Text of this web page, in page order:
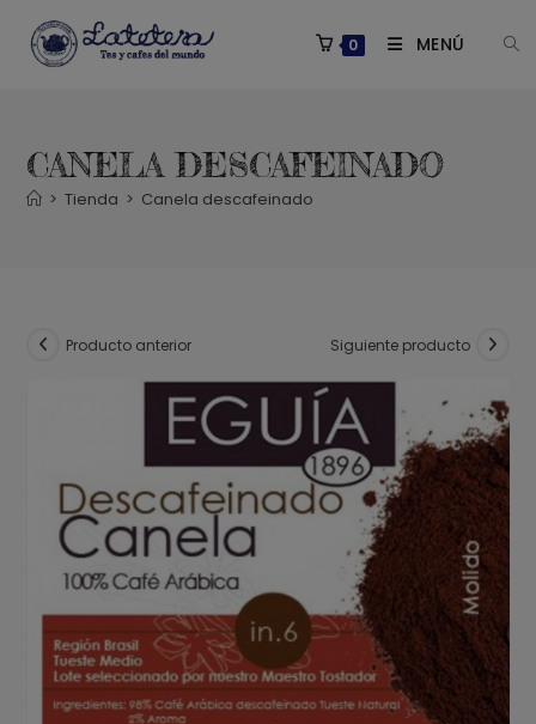
contenido
0 MENÚ
CANELA DESCAFEINADO
> Tienda > Canela descafeinado
Producto anterior Siguiente producto